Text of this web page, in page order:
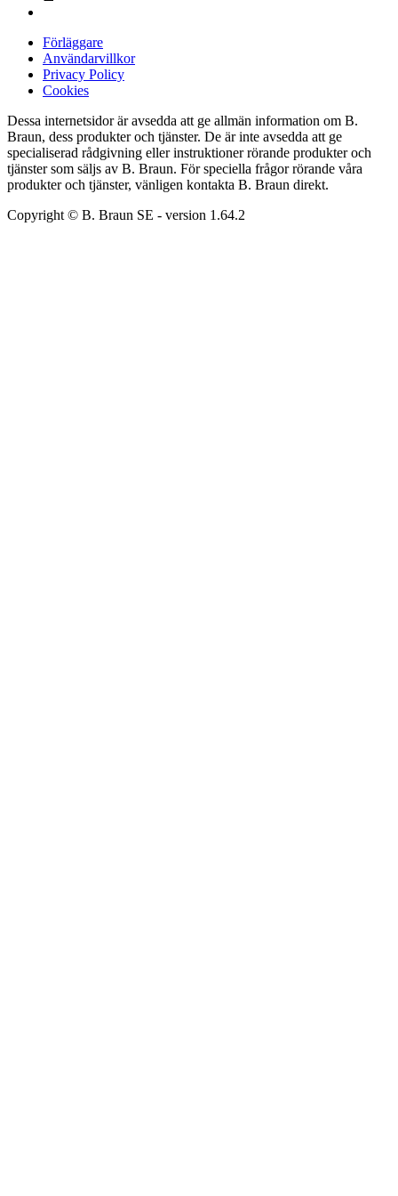
Förläggare
Användarvillkor
Privacy Policy
Cookies
Dessa internetsidor är avsedda att ge allmän information om B.
Braun, dess produkter och tjänster. De är inte avsedda att ge
specialiserad rådgivning eller instruktioner rörande produkter och
tjänster som säljs av B. Braun. För speciella frågor rörande våra
produkter och tjänster, vänligen kontakta B. Braun direkt.
Copyright © B. Braun SE - version 1.64.2